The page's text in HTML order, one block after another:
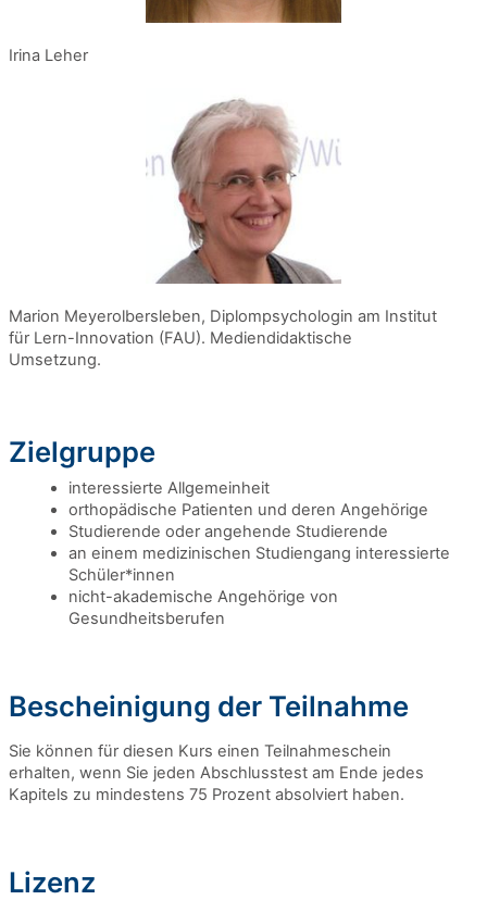
Irina Leher
Marion Meyerolbersleben, Diplompsychologin am Institut
für Lern-Innovation (FAU). Mediendidaktische
Umsetzung.
Zielgruppe
interessierte Allgemeinheit
orthopädische Patienten und deren Angehörige
Studierende oder angehende Studierende
an einem medizinischen Studiengang interessierte
Schüler*innen
nicht-akademische Angehörige von
Gesundheitsberufen
Bescheinigung der Teilnahme
Sie können für diesen Kurs einen Teilnahmeschein
erhalten, wenn Sie jeden Abschlusstest am Ende jedes
Kapitels zu mindestens 75 Prozent absolviert haben.
Lizenz